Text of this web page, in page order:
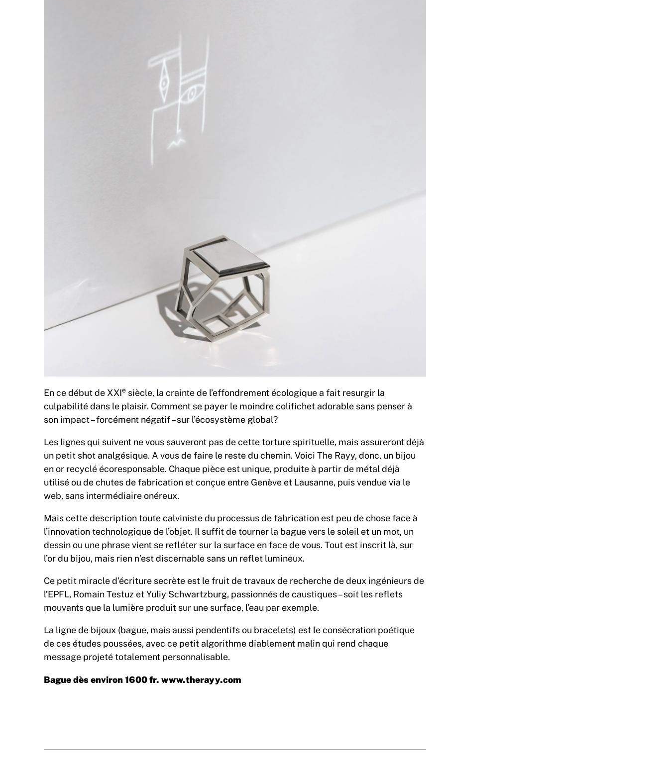
En ce début de XXIe siècle, la crainte de l’effondrement écologique a fait resurgir la
culpabilité dans le plaisir. Comment se payer le moindre colifichet adorable sans penser à
son impact – forcément négatif – sur l’écosystème global?
Les lignes qui suivent ne vous sauveront pas de cette torture spirituelle, mais assureront déjà
un petit shot analgésique. A vous de faire le reste du chemin. Voici The Rayy, donc, un bijou
en or recyclé écoresponsable. Chaque pièce est unique, produite à partir de métal déjà
utilisé ou de chutes de fabrication et conçue entre Genève et Lausanne, puis vendue via le
web, sans intermédiaire onéreux.
Mais cette description toute calviniste du processus de fabrication est peu de chose face à
l’innovation technologique de l’objet. Il suffit de tourner la bague vers le soleil et un mot, un
dessin ou une phrase vient se refléter sur la surface en face de vous. Tout est inscrit là, sur
l’or du bijou, mais rien n’est discernable sans un reflet lumineux.
Ce petit miracle d’écriture secrète est le fruit de travaux de recherche de deux ingénieurs de
l’EPFL, Romain Testuz et Yuliy Schwartzburg, passionnés de caustiques – soit les reflets
mouvants que la lumière produit sur une surface, l’eau par exemple.
La ligne de bijoux (bague, mais aussi pendentifs ou bracelets) est le consécration poétique
de ces études poussées, avec ce petit algorithme diablement malin qui rend chaque
message projeté totalement personnalisable.
Bague dès environ 1600 fr. www.therayy.com